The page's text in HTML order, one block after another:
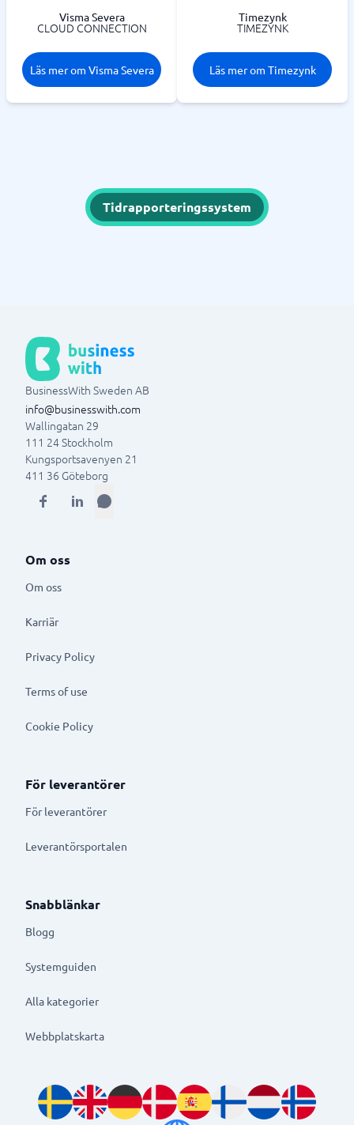
Visma Severa
CLOUD CONNECTION
Läs mer om Visma Severa
Timezynk
TIMEZYNK
Läs mer om Timezynk
Tidrapporteringssystem
BusinessWith Sweden AB
info@businesswith.com
Wallingatan 29
111 24Stockholm
Kungsportsavenyen 21
411 36 Göteborg
Om oss
Om oss
Karriär
Privacy Policy
Terms of use
Cookie Policy
För leverantörer
För leverantörer
Leverantörsportalen
Snabblänkar
Blogg
Systemguiden
Alla kategorier
Webbplatskarta